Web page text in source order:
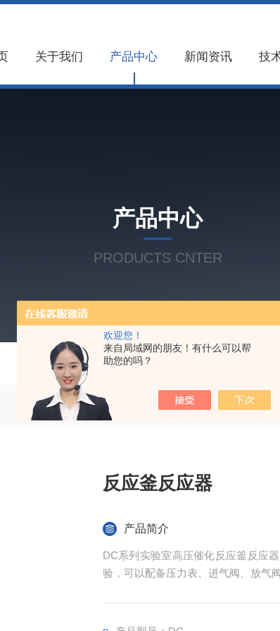
欢迎您！
来自局域网的朋友！有什么可以帮
助您的吗？
关于我们 产品中心 新闻资讯 技
产品中心
PRODUCTS CNTER
当前
反应釜反应器
产品简介
DC系列实验室高压催化反应釜反应
验，可以配备压力表、进气阀、放气